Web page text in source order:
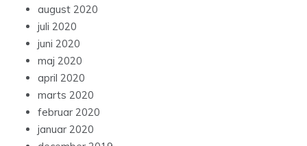
august 2020
juli 2020
juni 2020
maj 2020
april 2020
marts 2020
februar 2020
januar 2020